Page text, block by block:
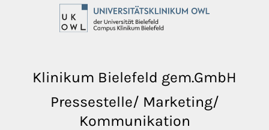
Klinikum Bielefeld gem.GmbH
Pressestelle/ Marketing/
Kommunikation